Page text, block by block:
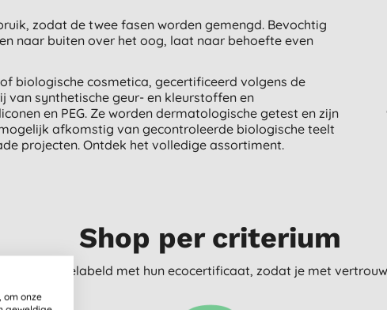
zodat de twee fasen worden gemengd. Bevochtig
naar buiten over het oog, laat naar behoefte even
biologische cosmetica, gecertificeerd volgens de
van synthetische geur- en kleurstoffen en
en PEG. Ze worden dermatologische getest en zijn
afkomstig van gecontroleerde biologische teelt
projecten. Ontdek het volledige assortiment.
Shop per criterium
duidelijk gelabeld met hun ecocertificaat, zodat je met
om onze